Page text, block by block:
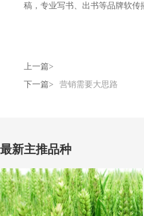
稿，专业写书、出书等品牌软传
上一篇>
下一篇>
营销需要大思路
最新主推品种